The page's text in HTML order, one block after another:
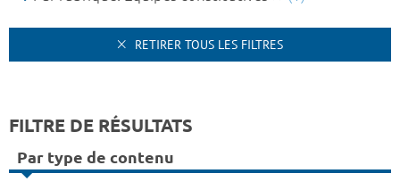
RETIRER TOUS LES FILTRES
FILTRE DE RÉSULTATS
Par type de contenu